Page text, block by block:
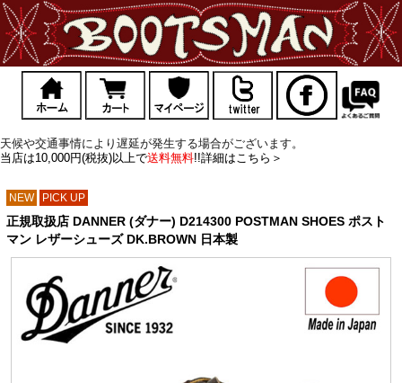
天候や交通事情により遅延が発生する場合がございます。
当店は10,000円(税抜)以上で送料無料!!詳細はこちら＞
NEW PICK UP
正規取扱店 DANNER (ダナー) D214300 POSTMAN SHOES ポスト
マン レザーシューズ DK.BROWN 日本製